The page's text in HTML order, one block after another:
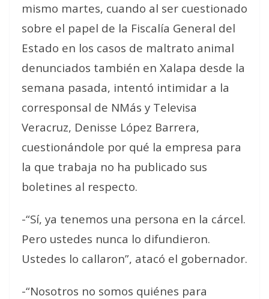
mismo martes, cuando al ser cuestionado
sobre el papel de la Fiscalía General del
Estado en los casos de maltrato animal
denunciados también en Xalapa desde la
semana pasada, intentó intimidar a la
corresponsal de NMás y Televisa
Veracruz, Denisse López Barrera,
cuestionándole por qué la empresa para
la que trabaja no ha publicado sus
boletines al respecto.
-“Sí, ya tenemos una persona en la cárcel.
Pero ustedes nunca lo difundieron.
Ustedes lo callaron”, atacó el gobernador.
-“Nosotros no somos quiénes para